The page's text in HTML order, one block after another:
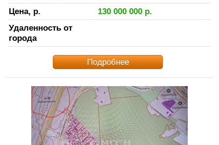
Цена, р.
130 000 000р.
Удаленность от
города
Подробнее